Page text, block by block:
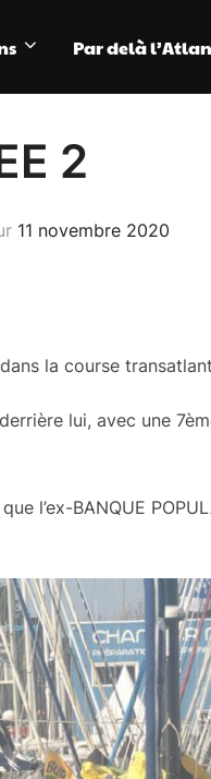
Par delà
2
Publié
11 novembre 2020
la course
lui, avec une
l’ex-BANQUE